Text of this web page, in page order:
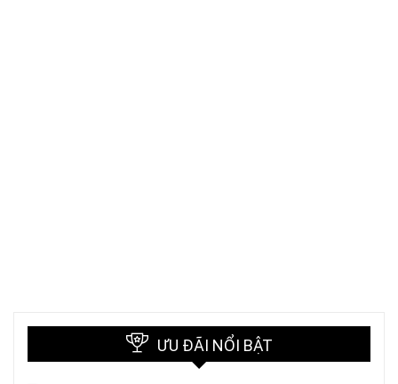
ƯU ĐÃI NỔI BẬT